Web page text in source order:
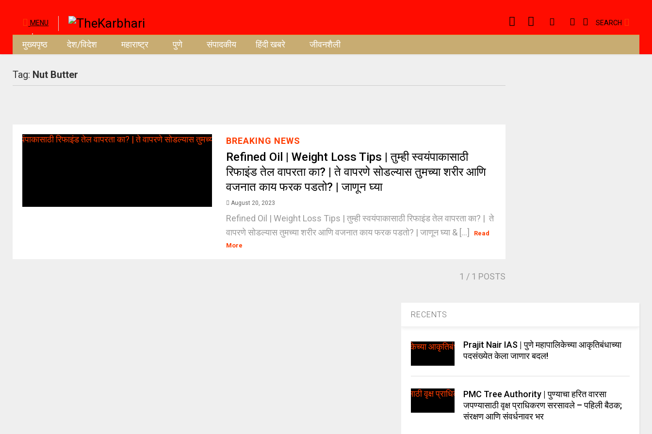
MENU SEARCH
मुख्यपृष्ठ देश/विदेश महाराष्ट्र पुणे संपादकीय हिंदी खबरे जीवनशैली
Tag: Nut Butter
BREAKING NEWS
Refined Oil | Weight Loss Tips | तुम्ही स्वयंपाकासाठी
रिफाइंड तेल वापरता का? | ते वापरणे सोडल्यास तुमच्या शरीर आणि
वजनात काय फरक पडतो? | जाणून घ्या
August 20, 2023
Refined Oil | Weight Loss Tips | तुम्ही स्वयंपाकासाठी रिफाइंड तेल वापरता का? | ते
वापरणे सोडल्यास तुमच्या शरीर आणि वजनात काय फरक पडतो? | जाणून घ्या & [...]
Read
More
1 / 1 POSTS
RECENTS
Prajit Nair IAS | पुणे महापालिकेच्या आकृतिबंधाच्या
पदसंख्येत केला जाणार बदल!
PMC Tree Authority | पुण्याचा हरित वारसा
जपण्यासाठी वृक्ष प्राधिकरण सरसावले – पहिली बैठक;
संरक्षण आणि संवर्धनावर भर